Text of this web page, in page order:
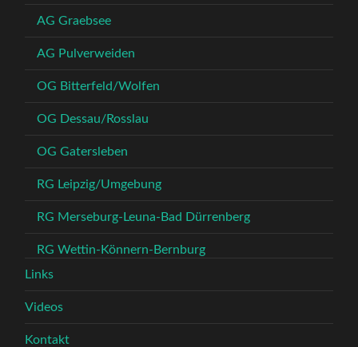
AG Graebsee
AG Pulverweiden
OG Bitterfeld/Wolfen
OG Dessau/Rosslau
OG Gatersleben
RG Leipzig/Umgebung
RG Merseburg-Leuna-Bad Dürrenberg
RG Wettin-Könnern-Bernburg
Links
Videos
Kontakt